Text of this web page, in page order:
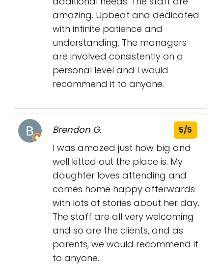
amazing. Upbeat and dedicated
with infinite patience and
understanding. The managers
are involved consistently on a
personal level and I would
recommend it to anyone.
Brendon G. 5/5
I was amazed just how big and
well kitted out the place is. My
daughter loves attending and
comes home happy afterwards
with lots of stories about her day.
The staff are all very welcoming
and so are the clients, and as
parents, we would recommend it
to anyone.